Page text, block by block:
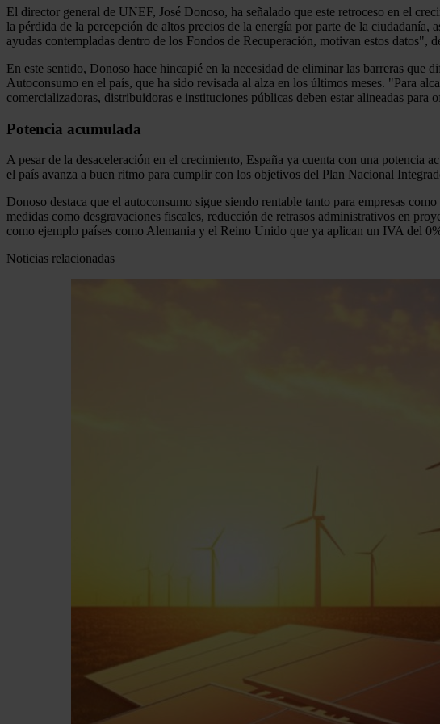
El director general de UNEF, José Donoso, ha señalado que este retroceso en el
la pérdida de la percepción de altos precios de la energía por parte de la
ayudas contempladas dentro de los Fondos de Recuperación, motivan estos datos",
En este sentido, Donoso hace hincapié en la necesidad de eliminar las barreras
Autoconsumo en el país, que ha sido revisada al alza en los últimos meses. "Para
comercializadoras, distribuidoras e instituciones públicas deben estar alineadas
Potencia acumulada
A pesar de la desaceleración en el crecimiento, España ya cuenta con una potencia
el país avanza a buen ritmo para cumplir con los objetivos del Plan Nacional
Donoso destaca que el autoconsumo sigue siendo rentable tanto para empresas
medidas como desgravaciones fiscales, reducción de retrasos administrativos en
como ejemplo países como Alemania y el Reino Unido que ya aplican un IVA del
Noticias relacionadas